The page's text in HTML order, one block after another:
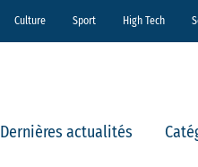
Culture Sport High Tech
Dernières actualités